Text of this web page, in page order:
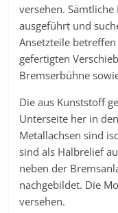
versehen.
ausgeführt und
Ansetzteile
gefertigten
Bremserbühne
Die aus Kunststoff
Unterseite her in
Metallachsen sind
sind als Halbrelief
neben der
nachgebildet. Die
versehen.